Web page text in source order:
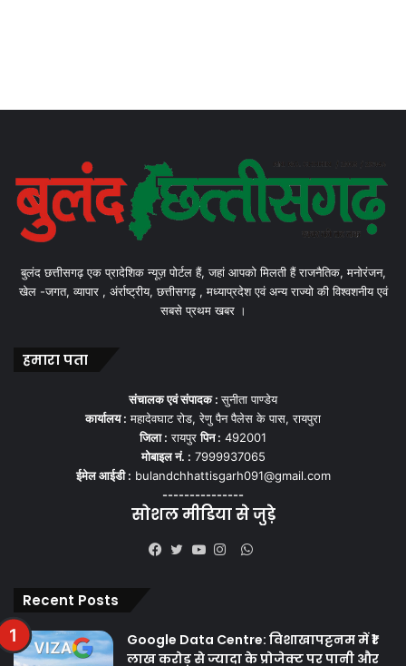
बुलंद छत्तीसगढ़ एक प्रादेशिक न्यूज़ पोर्टल हैं, जहां आपको मिलती हैं राजनैतिक, मनोरंजन,
खेल -जगत, व्यापार , अंर्राष्ट्रीय, छत्तीसगढ़ , मध्याप्रदेश एवं अन्य राज्यो की विश्वशनीय एवं
सबसे प्रथम खबर ।
हमारा पता
संचालक एवं संपादक :सुनीता पाण्डेय
कार्यालय : महादेवघाट रोड, रेणु पैन पैलेस के पास, रायपुरा
जिला : रायपुरपिन : 492001
मोबाइल नं. : 7999937065
ईमेल आईडी : bulandchhattisgarh091@gmail.com
---------------
सोशल मीडिया से जुड़े
WhatsApp
Recent Posts
Google Data Centre: विशाखापट्टनम में ₹1
लाख करोड़ से ज्यादा के प्रोजेक्ट पर पानी और